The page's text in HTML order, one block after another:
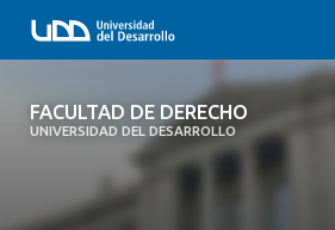
FACULTAD DE DERECHO
UNIVERSIDAD DEL DESARROLLO
FACULTAD DE DERECHO
SOBRE LA FACULTAD